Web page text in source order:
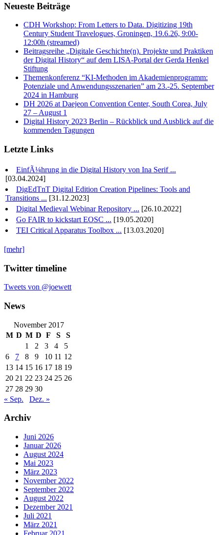
Neueste Beiträge
CDH Workshop: From Letters to Data. Digitizing 19th
Century Student Travelogues, Groningen, 19.6.26, 9:00-
12:00h (streamed)
Beitragsreihe „Digitale Geschichte(n). Projekte und Praktiken
der Digital History“ auf dem LISA-Portal der Gerda Henkel
Stiftung
Themenkonferenz “KI-Methoden im Akademienprogramm:
Potenziale und Anwendungsszenarien” am 23.-25. September
2024 in Hamburg
DH 2026 at Daejeon Convention Center, South Corea, July
27 – August 1
Digital History 2023 Berlin – Rückblick und Ausblick auf die
kommenden Tagungen
Letzte Links
EinfÃ¼hrung in die Digital History von Ina Serif ...
[03.04.2024]
DigEdTnT Digital Edition Creation Pipelines: Tools and
Transitions ... [31.12.2023]
Digital Medieval Webinar Repository ... [26.10.2022]
Go FAIR to kickstart EOSC ... [19.05.2020]
TEI Critical Apparatus Toolbox ... [13.03.2020]
[mehr]
Twitter timeline
Tweets von @joewett
News
November 2017
M D M D F S
S
1
2 3 4
5
6
7 8 9 10 11 12
13 14 15 16 17 18 19
20 21 22 23 24 25 26
27 28 29 30
« Sep.
Dez. »
Archiv
Juni 2026
Januar 2026
August 2024
Mai 2023
März 2023
November 2022
September 2022
August 2022
Dezember 2021
Juli 2021
März 2021